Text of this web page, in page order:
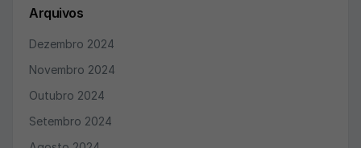
Arquivos
Dezembro 2024
Novembro 2024
Outubro 2024
Setembro 2024